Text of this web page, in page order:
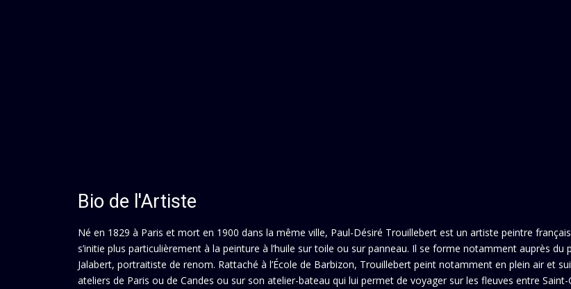
Bio de l'Artiste
Né en 1829 à Paris et mort en 1900 dans la même ville, Paul-Désiré Trouillebert est un artiste peintre
s’initie plus particulièrement à la peinture à l’huile sur toile ou sur panneau. Il se forme notamment auprès
Jalabert, portraitiste de renom. Rattaché à l’École de Barbizon, Trouillebert peint notamment en plein air et
ateliers de Paris ou de Candes ou sur son atelier-bateau qui lui permet de voyager sur les fleuves entre